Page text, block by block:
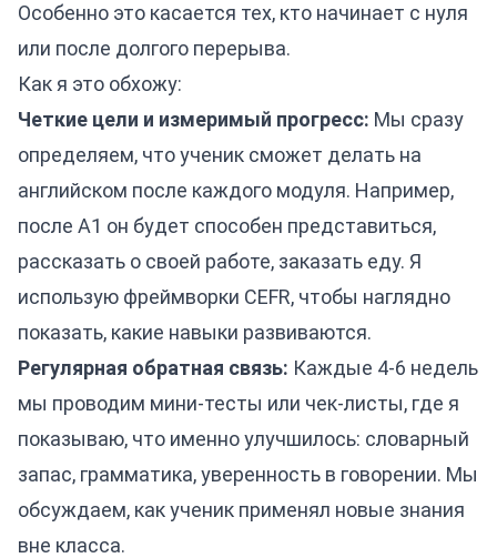
Особенно это касается тех, кто начинает с нуля
или после долгого перерыва.
Как я это обхожу:
Четкие цели и измеримый прогресс: Мы сразу
определяем, что ученик сможет делать на
английском после каждого модуля. Например,
после A1 он будет способен представиться,
рассказать о своей работе, заказать еду. Я
использую фреймворки CEFR, чтобы наглядно
показать, какие навыки развиваются.
Регулярная обратная связь: Каждые 4-6 недель
мы проводим мини-тесты или чек-листы, где я
показываю, что именно улучшилось: словарный
запас, грамматика, уверенность в говорении. Мы
обсуждаем, как ученик применял новые знания
вне класса.